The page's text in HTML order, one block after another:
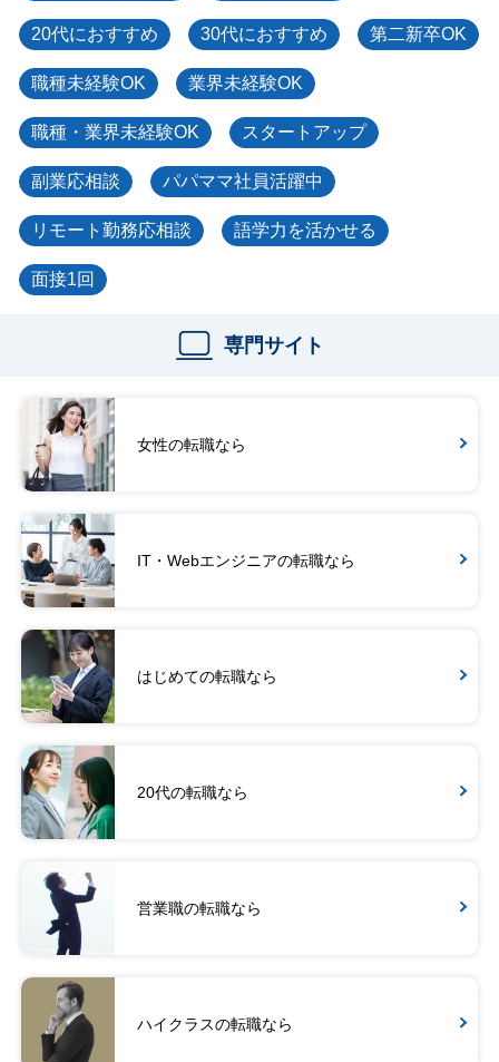
20代におすすめ 30代におすすめ 第二新卒OK
職種未経験OK 業界未経験OK
職種・業界未経験OK スタートアップ
副業応相談 パパママ社員活躍中
リモート勤務応相談 語学力を活かせる
面接1回
専門サイト
女性の転職なら
IT・Webエンジニアの転職なら
はじめての転職なら
20代の転職なら
営業職の転職なら
ハイクラスの転職なら